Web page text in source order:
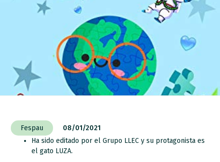
Fespau
08/01/2021
Ha sido editado por el Grupo LLEC y su protagonista es
el gato LUZA.